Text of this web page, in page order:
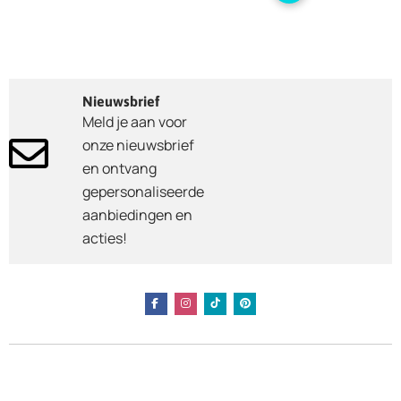
Nieuwsbrief
Meld je aan voor
onze nieuwsbrief
en ontvang
gepersonaliseerde
aanbiedingen en
acties!